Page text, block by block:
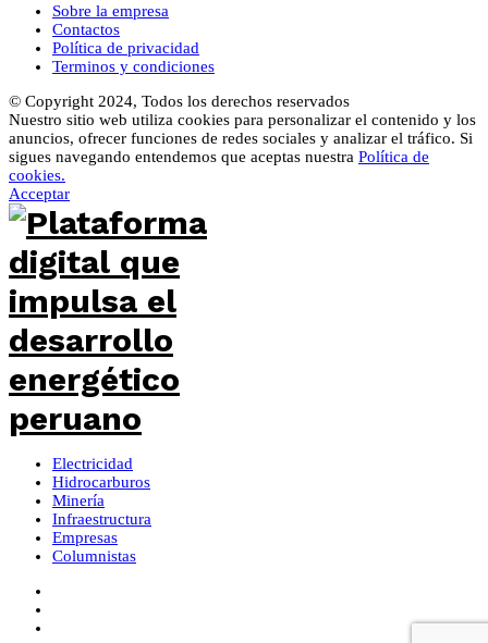
Sobre la empresa
Contactos
Política de privacidad
Terminos y condiciones
© Copyright 2024, Todos los derechos reservados
Nuestro sitio web utiliza cookies para personalizar el contenido y los
anuncios, ofrecer funciones de redes sociales y analizar el tráfico. Si
sigues navegando entendemos que aceptas nuestra Política de
cookies.
Acceptar
Electricidad
Hidrocarburos
Minería
Infraestructura
Empresas
Columnistas